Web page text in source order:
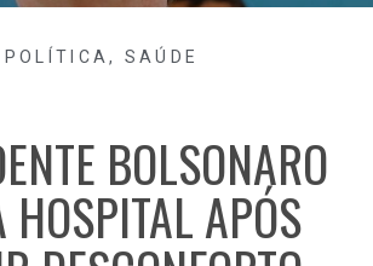
POLÍTICA, SAÚDE
BOLSONARO
HOSPITAL APÓS